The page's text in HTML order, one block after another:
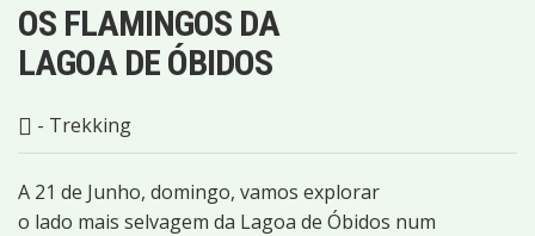
OS FLAMINGOS DA
LAGOA DE ÓBIDOS
- Trekking
A 21 de Junho, domingo, vamos explorar
o lado mais selvagem da Lagoa de Óbidos num